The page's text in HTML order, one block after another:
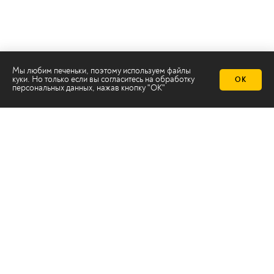
Мы любим печеньки, поэтому используем файлы
куки. Но только если вы согласитесь на обработку
персональных данных, нажав кнопку "ОК"
ОК